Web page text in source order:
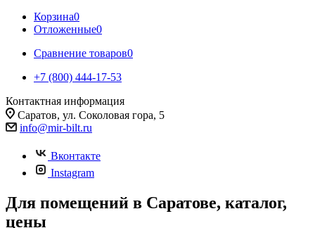
Корзина0
Отложенные0
Сравнение товаров0
+7 (800) 444-17-53
Контактная информация
Саратов, ул. Соколовая гора, 5
info@mir-bilt.ru
Вконтакте
Instagram
Для помещений в Саратове, каталог,
цены